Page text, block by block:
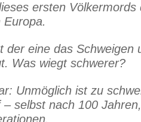
ersten Völkermords
der eine das Schweigen
Was wiegt schwerer?
Unmöglich ist zu
selbst nach 100